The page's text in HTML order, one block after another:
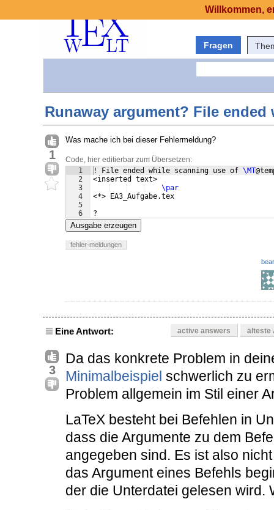
Fragen
Runaway argument? File
1
Was mache ich bei dieser Fehlermeldung?
Code, hier editierbar zum Übersetzen:
1
2
3
4
5
6
! File ended while scanning use of \MT
<inserted text>
\par
<*> EA3_Aufgabe.tex
?
Ausgabe erzeugen
fehler-meldungen
Eine Antwort: active answers älteste
3
Da das konkrete Problem in
Minimalbeispiel schwerlich zu
Problem allgemein im Stil einer
LaTeX besteht bei Befehlen in
dass die Argumente zu dem
angegeben sind. Es ist also
das Argument eines Befehls
der die Unterdatei gelesen wird.
Willkommen,